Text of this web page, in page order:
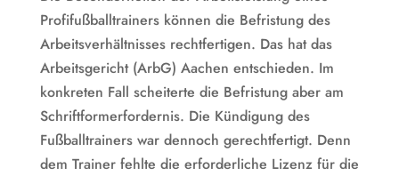
Profifußballtrainers können die Befristung des
Arbeitsverhältnisses rechtfertigen. Das hat das
Arbeitsgericht (ArbG) Aachen entschieden. Im
konkreten Fall scheiterte die Befristung aber am
Schriftformerfordernis. Die Kündigung des
Fußballtrainers war dennoch gerechtfertigt. Denn
dem Trainer fehlte die erforderliche Lizenz für die